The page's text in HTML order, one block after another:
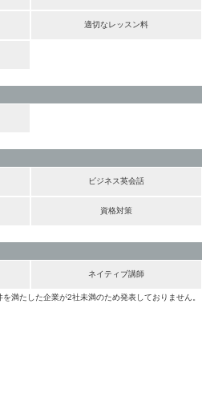
適切なレッスン料
ビジネス英会話
資格対策
ネイティブ講師
満たした企業が2社未満のため発表しておりません。